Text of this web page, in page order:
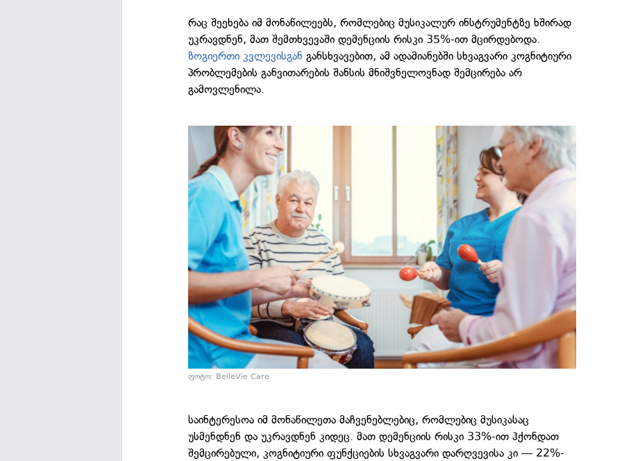
რაც შეეხება იმ მონაწილეებს, რომლებიც მუსიკალურ ინსტრუმენტზე ხშირად
უკრავდნენ, მათ შემთხვევაში დემენციის რისკი 35%-ით მცირდებოდა.
ზოგიერთი კვლევისგან განსხვავებით, ამ ადამიანებში სხვაგვარი კოგნიტიური
პრობლემების განვითარების შანსის მნიშვნელოვნად შემცირება არ
გამოვლენილა.
ფოტო: BelleVie Care
საინტერესოა იმ მონაწილეთა მაჩვენებლებიც, რომლებიც მუსიკასაც
უსმენდნენ და უკრავდნენ კიდეც. მათ დემენციის რისკი 33%-ით ჰქონდათ
შემცირებული, კოგნიტიური ფუნქციების სხვაგვარი დარღვევისა კი — 22%-